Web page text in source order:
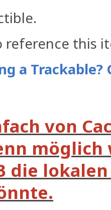
reference this
a Trackable?
von
möglich
die